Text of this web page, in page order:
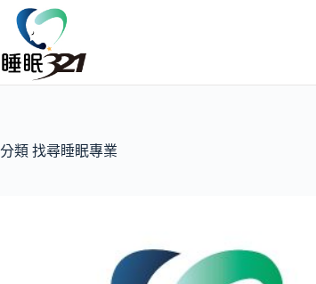
分類 找尋睡眠專業